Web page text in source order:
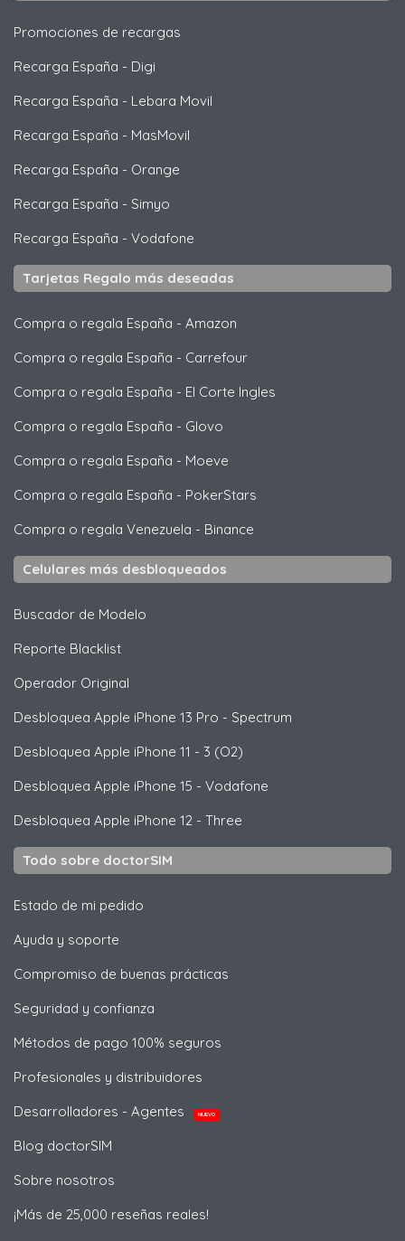
Promociones de recargas
Recarga España - Digi
Recarga España - Lebara Movil
Recarga España - MasMovil
Recarga España - Orange
Recarga España - Simyo
Recarga España - Vodafone
Tarjetas Regalo más deseadas
Compra o regala España - Amazon
Compra o regala España - Carrefour
Compra o regala España - El Corte Ingles
Compra o regala España - Glovo
Compra o regala España - Moeve
Compra o regala España - PokerStars
Compra o regala Venezuela - Binance
Celulares más desbloqueados
Buscador de Modelo
Reporte Blacklist
Operador Original
Desbloquea Apple iPhone 13 Pro - Spectrum
Desbloquea Apple iPhone 11 - 3 (O2)
Desbloquea Apple iPhone 15 - Vodafone
Desbloquea Apple iPhone 12 - Three
Todo sobre doctorSIM
Estado de mi pedido
Ayuda y soporte
Compromiso de buenas prácticas
Seguridad y confianza
Métodos de pago 100% seguros
Profesionales y distribuidores
Desarrolladores - Agentes
NUEVO
Blog doctorSIM
Sobre nosotros
¡Más de 25,000 reseñas reales!